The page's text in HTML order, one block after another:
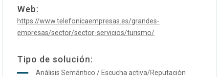
Web:
https://www.telefonicaempresas.es/grandes-
empresas/sector/sector-servicios/turismo/
Tipo de solución:
Análisis Semántico / Escucha activa/Reputación